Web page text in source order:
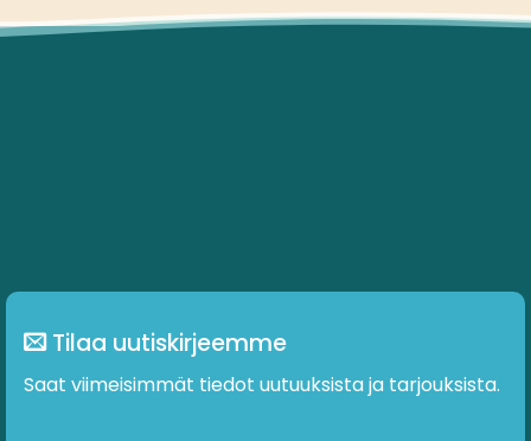
Tilaa uutiskirjeemme
Saat viimeisimmät tiedot uutuuksista ja tarjouksista.